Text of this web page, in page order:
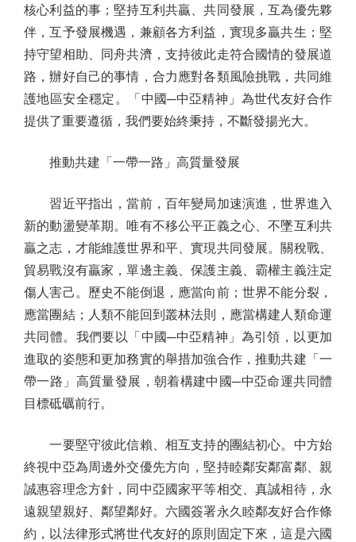
核心利益的事；堅持互利共贏、共同發展，互為優先夥
伴，互予發展機遇，兼顧各方利益，實現多贏共生；堅
持守望相助、同舟共濟，支持彼此走符合國情的發展道
路，辦好自己的事情，合力應對各類風險挑戰，共同維
護地區安全穩定。「中國─中亞精神」為世代友好合作
提供了重要遵循，我們要始終秉持，不斷發揚光大。
推動共建「一帶一路」高質量發展
習近平指出，當前，百年變局加速演進，世界進入
新的動盪變革期。唯有不移公平正義之心、不墜互利共
贏之志，才能維護世界和平、實現共同發展。關稅戰、
貿易戰沒有贏家，單邊主義、保護主義、霸權主義注定
傷人害己。歷史不能倒退，應當向前；世界不能分裂，
應當團結；人類不能回到叢林法則，應當構建人類命運
共同體。我們要以「中國─中亞精神」為引領，以更加
進取的姿態和更加務實的舉措加強合作，推動共建「一
帶一路」高質量發展，朝着構建中國─中亞命運共同體
目標砥礪前行。
一要堅守彼此信賴、相互支持的團結初心。中方始
終視中亞為周邊外交優先方向，堅持睦鄰安鄰富鄰、親
誠惠容理念方針，同中亞國家平等相交、真誠相待，永
遠親望親好、鄰望鄰好。六國簽署永久睦鄰友好合作條
約，以法律形式將世代友好的原則固定下來，這是六國